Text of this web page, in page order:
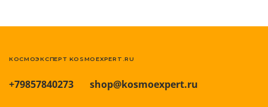
+79857840273 shop@kosmoexpert.ru
КОСМОЭКСПЕРТ KOSMOEXPERT.RU